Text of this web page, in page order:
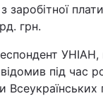
заробітної
грн.
УНІАН,
під час
Всеукраїнських